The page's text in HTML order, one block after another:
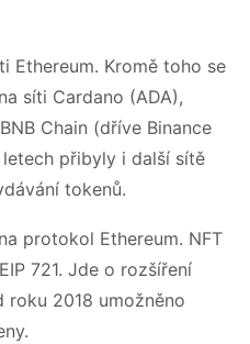
Ethereum. Kromě toho se
síti Cardano (ADA),
Chain (dříve Binance
přibyly i další sítě
tokenů.
protokol Ethereum. NFT
721. Jde o rozšíření
2018 umožněno